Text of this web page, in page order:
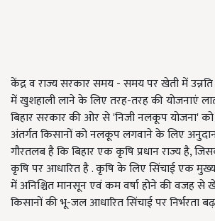
केंद्र व राज्य सरकार समय - समय पर खेती में
में खुशहाली लाने के लिए तरह-तरह की योजनाएं
बिहार सरकार की ओर से 'निजी नलकूप योजना'
अंतर्गत किसानों को नलकूप लगवाने के लिए अनुदान
गौरतलब है कि बिहार एक कृषि प्रधान राज्य है,
कृषि पर आधारित है . कृषि के लिए सिंचाई एक
में अनिश्चित मानसून एवं कम वर्षा होने की वजह से
किसानों की भू-जल आधारित सिंचाई पर निर्भरता